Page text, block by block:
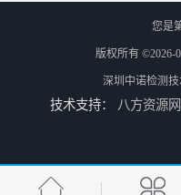
合肥IECEx标志认证发证机
您是
版权所有 ©2026-
深圳中诺检测
技术支持： 八方资源网